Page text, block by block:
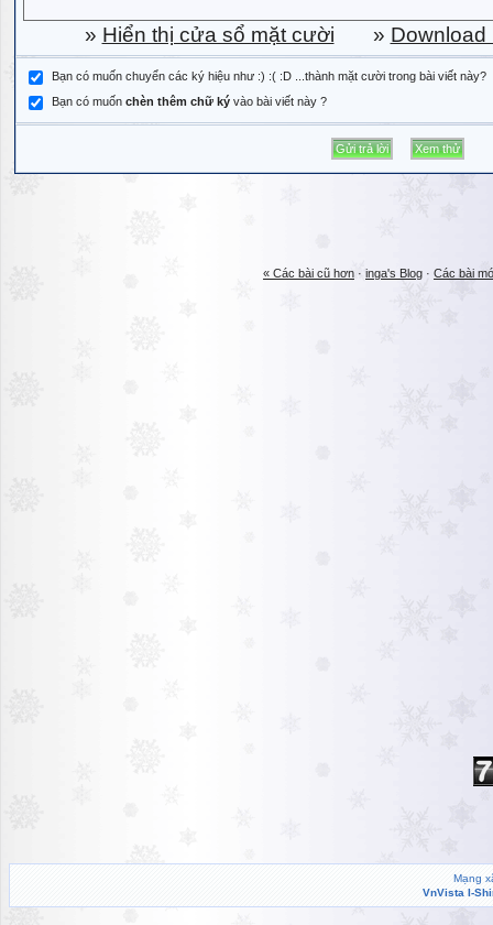
» Hiển thị cửa sổ mặt cười » Download
Bạn có muốn chuyển các ký hiệu như :) :( :D ...thành mặt cười trong bài viết này?
Bạn có muốn chèn thêm chữ ký vào bài viết này ?
« Các bài cũ hơn · inga's Blog · Các bài
Mạng
VnVista I-